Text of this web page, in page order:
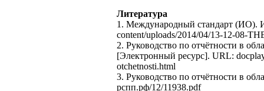
Литература
1. Международный стандарт (ИО).
content/uploads/2014/04/13-12-08-
2. Руководство по отчётности в
[Электронный ресурс]. URL:
otchetnosti.html
3. Руководство по отчётности в
рспп.рф/12/11938.pdf